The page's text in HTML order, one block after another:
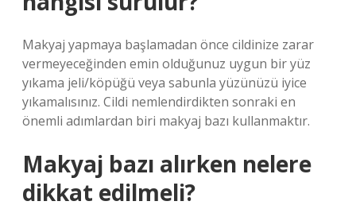
Makyaj yapmaya başlamadan önce cildinize zarar
vermeyeceğinden emin olduğunuz uygun bir yüz
yıkama jeli/köpüğü veya sabunla yüzünüzü iyice
yıkamalısınız. Cildi nemlendirdikten sonraki en
önemli adımlardan biri makyaj bazı kullanmaktır.
Makyaj bazı alırken nelere
dikkat edilmeli?